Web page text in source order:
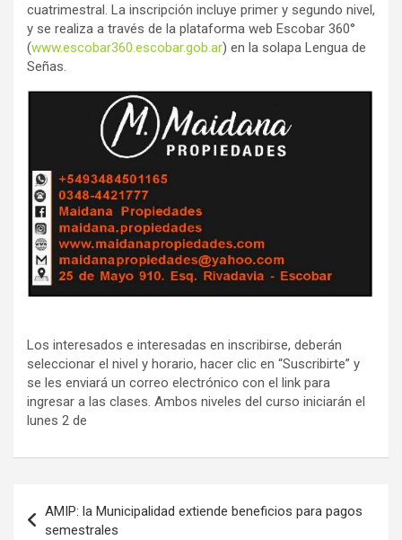
cuatrimestral. La inscripción incluye primer y segundo nivel,
y se realiza a través de la plataforma web Escobar 360°
(www.escobar360.escobar.gob.ar) en la solapa Lengua de
Señas.
Los interesados e interesadas en inscribirse, deberán
seleccionar el nivel y horario, hacer clic en “Suscribirte” y
se les enviará un correo electrónico con el link para
ingresar a las clases. Ambos niveles del curso iniciarán el
lunes 2 de
de
AMIP: la Municipalidad extiende beneficios para pagos
semestrales